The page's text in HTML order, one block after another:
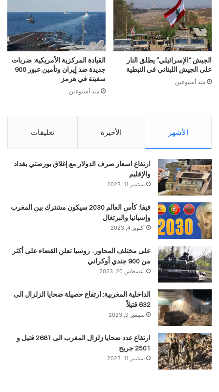
الجيش “الإسرائيلي” يطلق النار
على الجيش اللبناني في النبطية
منذ أسبوعين
القيادة المركزية الأمريكية: ضربات
جديدة ضد إيران وتأمين عبور 900
سفينة في هرمز
منذ أسبوعين
الأشهر الأخيرة تعليقات
ارتفاع اسعار صرف الدولار مع إغلاق بورصتي بغداد
والإقليم
سبتمبر 11, 2023
فيفا: كأس العالم 2030 سيكون مشترك بين المغرب
وإسبانيا والبرتغال
أكتوبر 4, 2023
على مختلف المحاور.. روسيا تعلن القضاء على أكثر
من 900 جندي أوكراني
أغسطس 20, 2023
الداخلية المغربية: ارتفاع حصيلة ضحايا الزلزال الى
632 قتيلاً
سبتمبر 9, 2023
ارتفاع عدد ضحايا زلزال المغرب الى 2681 قتيل و
2501 جريح
سبتمبر 11, 2023